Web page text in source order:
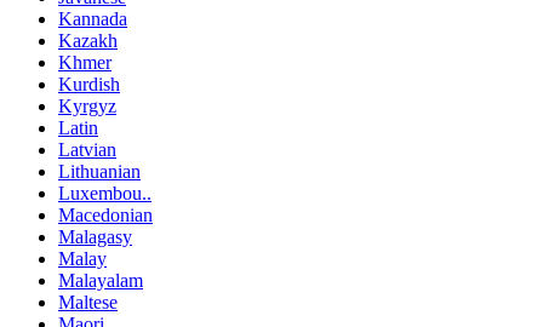
Kannada
Kazakh
Khmer
Kurdish
Kyrgyz
Latin
Latvian
Lithuanian
Luxembou..
Macedonian
Malagasy
Malay
Malayalam
Maltese